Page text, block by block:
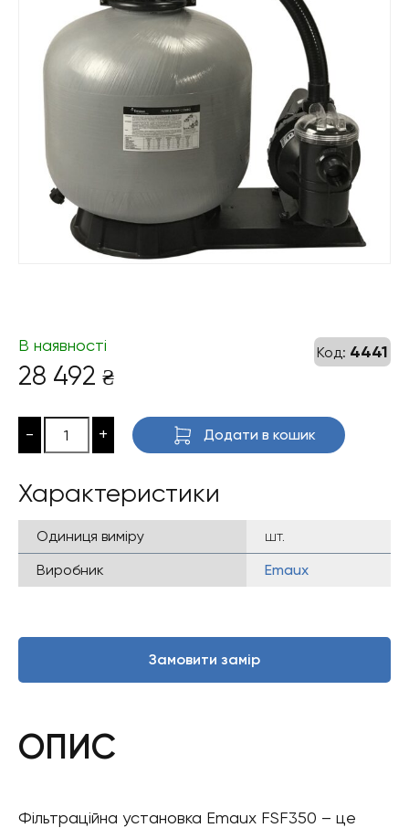
Код: 4441
В наявності
28 492 ₴
- + Додати в кошик
Характеристики
Одиниця виміру
шт.
Виробник
Emaux
Замовити замір
ОПИС
Фільтраційна установка Emaux FSF350 – це